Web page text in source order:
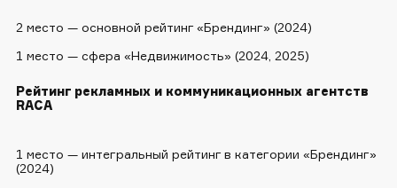
2 место — основной рейтинг «Брендинг» (2024)
1 место — сфера «Недвижимость» (2024, 2025)
Рейтинг рекламных и коммуникационных агентств
RACA
1 место — интегральный рейтинг в категории «Брендинг»
(2024)